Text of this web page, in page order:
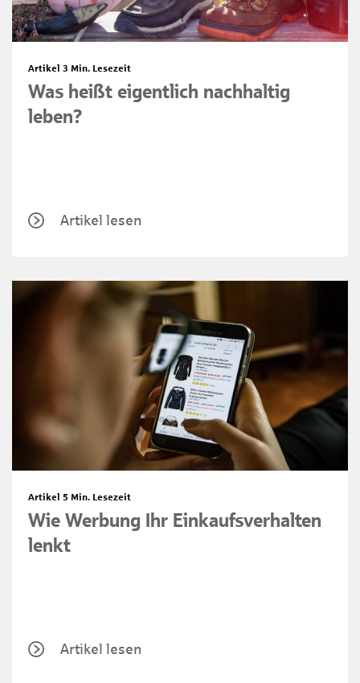
Artikel 3 Min. Lesezeit
Was heißt eigentlich nachhaltig
leben?
Artikel lesen
Artikel 5 Min. Lesezeit
Wie Werbung Ihr Einkaufsverhalten
lenkt
Artikel lesen